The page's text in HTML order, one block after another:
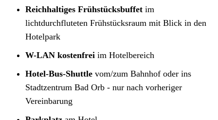
Reichhaltiges Frühstücksbuffet im
lichtdurchfluteten Frühstücksraum mit Blick in den
Hotelpark
W-LAN kostenfrei im Hotelbereich
Hotel-Bus-Shuttle vom/zum Bahnhof oder ins
Stadtzentrum Bad Orb - nur nach vorheriger
Vereinbarung